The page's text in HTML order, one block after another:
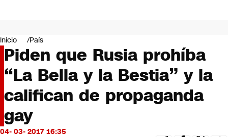
Negocios
Deportes
Programas completos
Cultura
Servicios
Bits
CNN tiempo
Futuro 360
Inicio País
Piden que Rusia prohíba
“La Bella y la Bestia” y la
califican de propaganda
gay
04- 03- 2017 16:35